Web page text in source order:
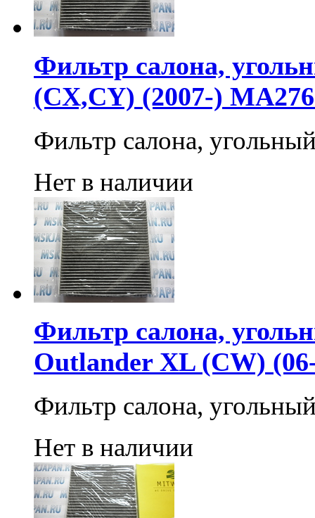
Фильтр салона,
(CX,CY) (2007-)
Фильтр салона,
Нет в наличии
Фильтр салона,
Outlander XL (CW)
Фильтр салона,
Нет в наличии